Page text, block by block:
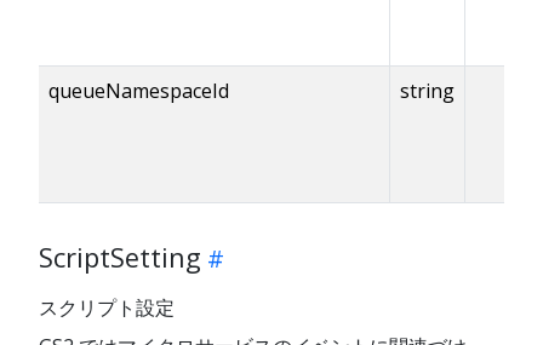
queueNamespaceId string
ScriptSetting
スクリプト設定